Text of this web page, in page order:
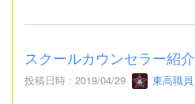
スクールカウンセラー紹介
投稿日時 : 2019/04/29 東高職員